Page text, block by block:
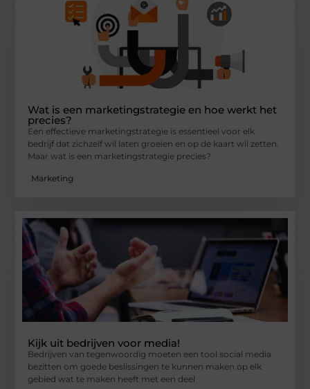
Wat is een marketingstrategie en hoe werkt het
precies?
Een effectieve marketingstrategie is essentieel voor elk
bedrijf dat zichzelf wil laten groeien en op de kaart wil zetten.
Maar wat is een marketingstrategie precies?
Marketing
Kijk uit bedrijven voor media!
Bedrijven van tegenwoordig moeten een tool social media
bezitten om goede beslissingen te kunnen maken op elk
gebied wat te maken heeft met een deel